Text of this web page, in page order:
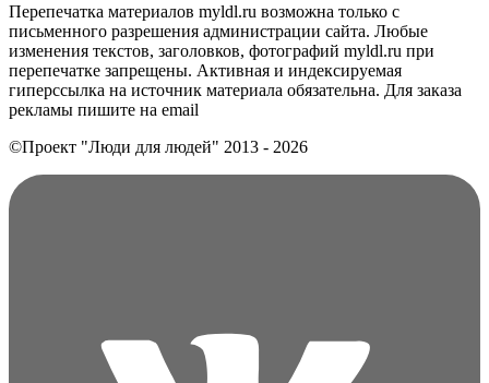
Перепечатка материалов myldl.ru возможна только с
письменного разрешения администрации сайта. Любые
изменения текстов, заголовков, фотографий myldl.ru при
перепечатке запрещены. Активная и индексируемая
гиперссылка на источник материала обязательна. Для заказа
рекламы пишите на еmail
©Проект "Люди для людей" 2013 - 2026